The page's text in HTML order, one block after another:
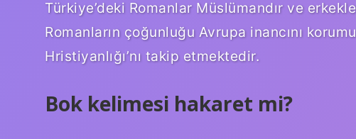
Türkiye’deki Romanlar Müslümandır ve
Romanların çoğunluğu Avrupa inancını
Hristiyanlığı’nı takip etmektedir.
Bok kelimesi hakaret mi?